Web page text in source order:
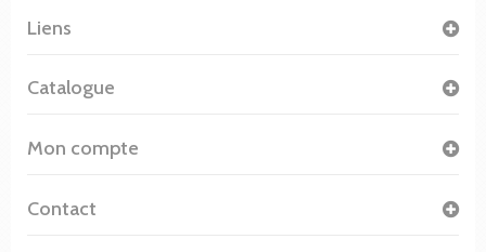
Liens
Catalogue
Mon compte
Contact